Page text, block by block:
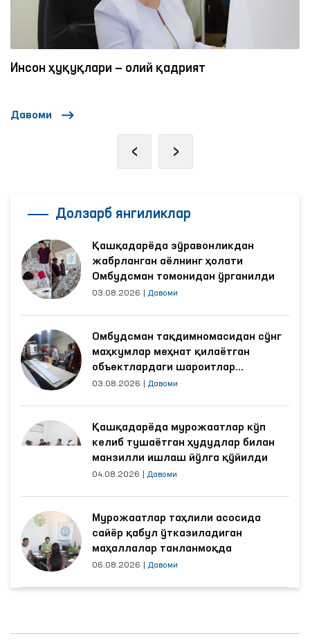
Инсон ҳуқуқлари — олий қадрият
Давоми
‹ ›
Долзарб янгиликлар
Қашқадарёда зўравонликдан
жабрланган аёлнинг ҳолати
Омбудсман томонидан ўрганилди
03.08.2026 Давоми
Омбудсман тақдимномасидан сўнг
маҳкумлар меҳнат қилаётган
объектлардаги шароитлар
яхшиланди
03.08.2026 Давоми
Қашқадарёда мурожаатлар кўп
келиб тушаётган ҳудудлар билан
манзилли ишлаш йўлга қўйилди
04.08.2026 Давоми
Мурожаатлар таҳлили асосида
сайёр қабул ўтказиладиган
маҳаллалар танланмоқда
06.08.2026 Давоми